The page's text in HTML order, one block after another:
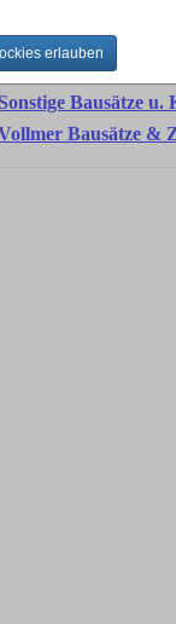
Bausätze
Bausätze
Sonstige Bausätze u.
Bausätze &